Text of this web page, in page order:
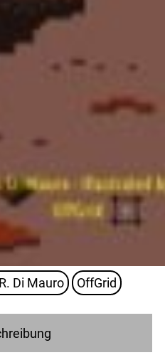
Di Mauro OffGrid